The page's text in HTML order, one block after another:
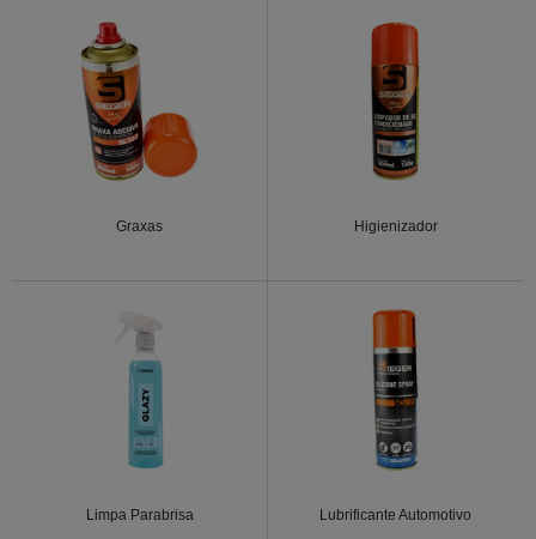
Graxas Higienizador
Limpa Parabrisa Lubrificante Automotivo